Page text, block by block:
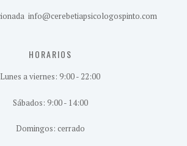
info@cerebetiapsicologospinto.com
HORARIOS
Lunes a viernes: 9:00 - 22:00
Sábados: 9:00 - 14:00
Domingos: cerrado